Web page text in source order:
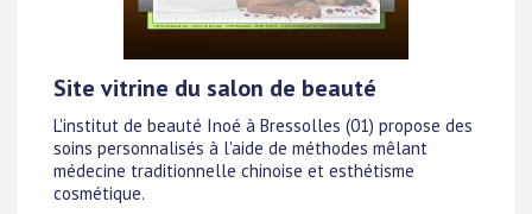
Site vitrine du salon de beauté
L'institut de beauté Inoé à Bressolles (01) propose des
soins personnalisés à l'aide de méthodes mêlant
médecine traditionnelle chinoise et esthétisme
cosmétique.